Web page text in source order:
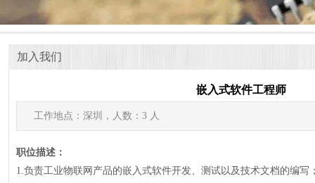
加入我们
嵌入式软件工程师
工作地点：深圳，人数：3 人
职位描述：
1.负责工业物联网产品的嵌入式软件开发、测试以及技术文档的编写